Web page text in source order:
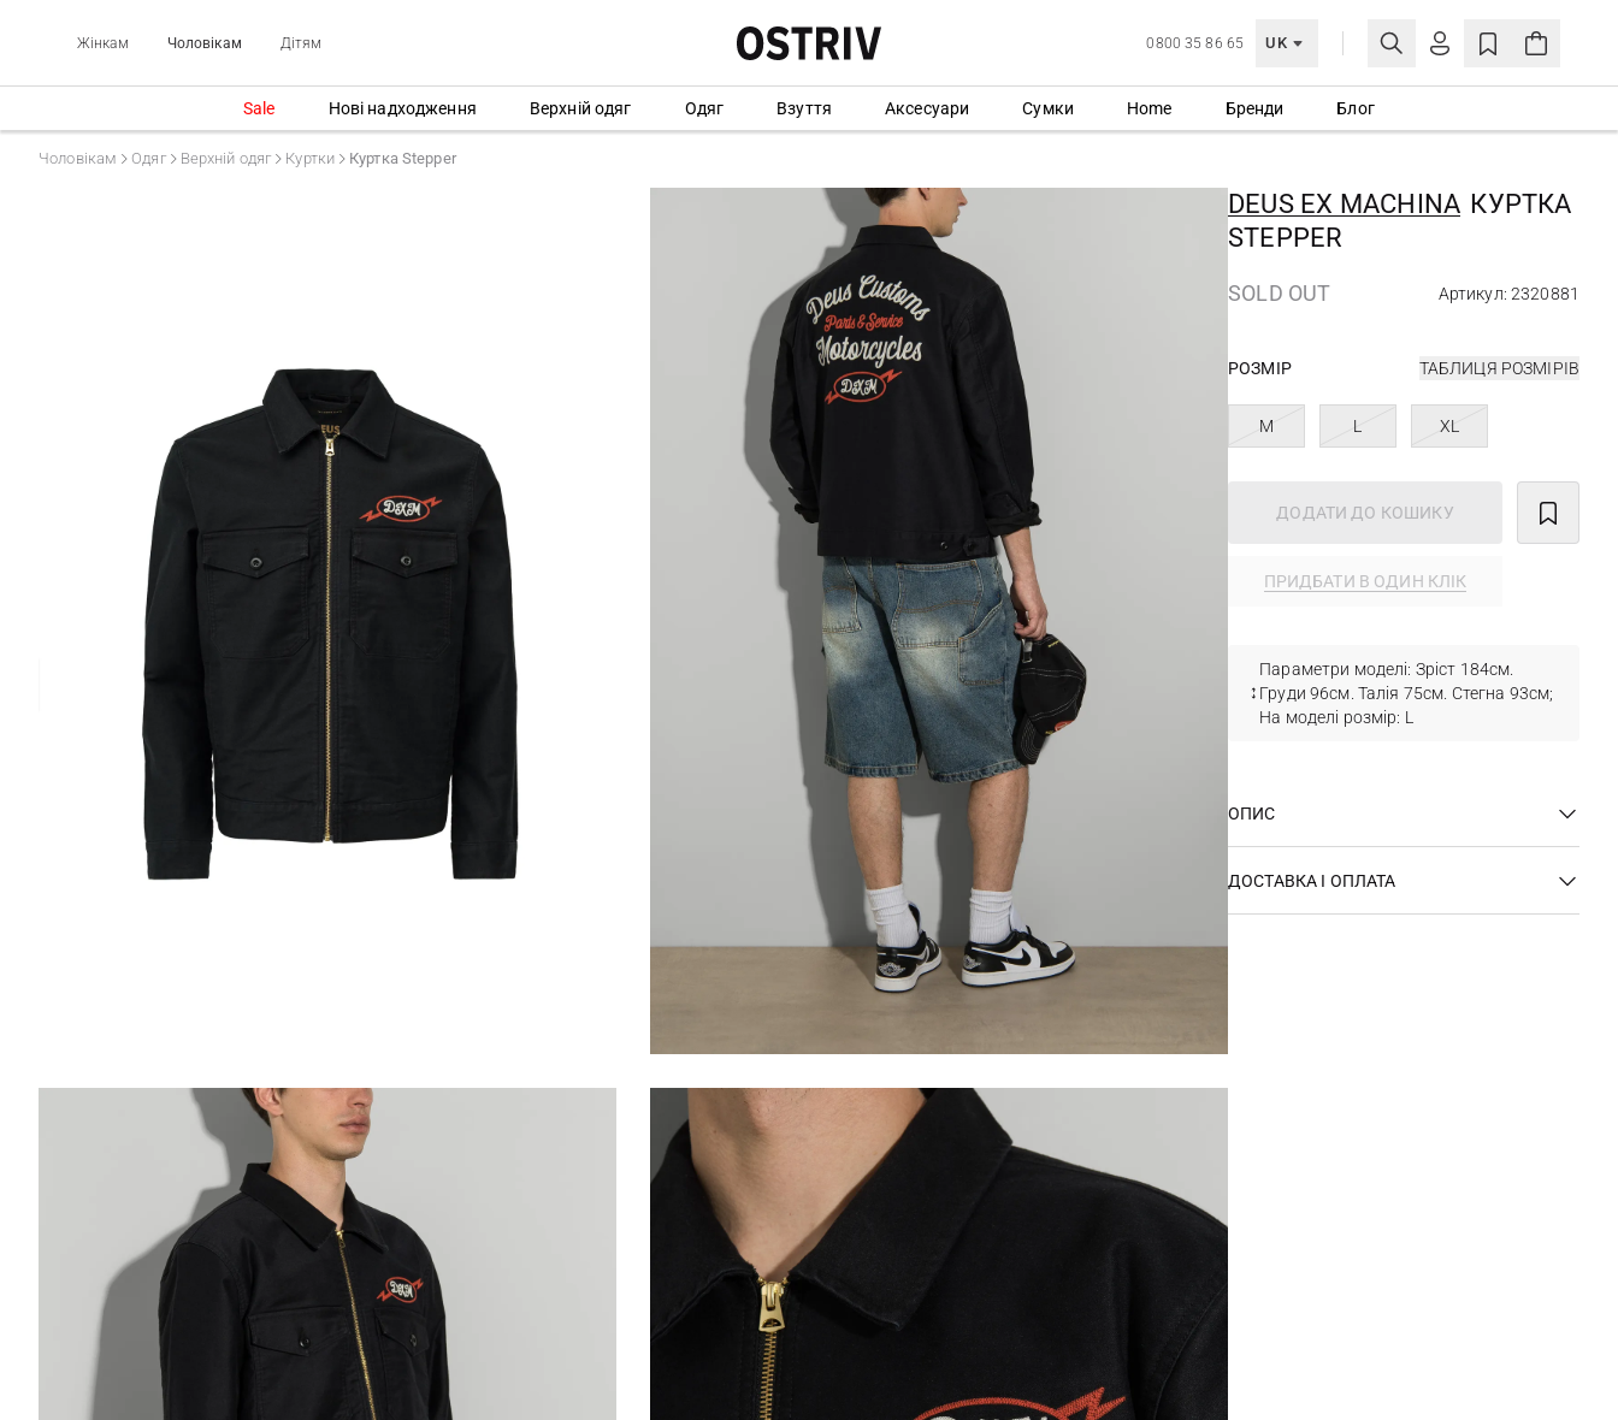
Жінкам Чоловікам Дітям 0800 35 86 65 UK
МОЯ ОБЛІКІВКА
Sale Нові надходження Верхній одяг Одяг Взуття Аксесуари Сумки Home Бренди Блог
Чоловікам Одяг Верхній одяг Куртки Куртка Stepper
DEUS EX MACHINА КУРТКА
STEPPER
SOLD OUT Артикул: 2320881
РОЗМІР ТАБЛИЦЯ РОЗМІРІВ
M L XL
ДОДАТИ ДО КОШИКУ
ПРИДБАТИ В ОДИН КЛІК
Параметри моделі: Зріст 184см.
Груди 96см. Талія 75см. Стегна 93см;
На моделі розмір: L
ОПИС
ДОСТАВКА І ОПЛАТА